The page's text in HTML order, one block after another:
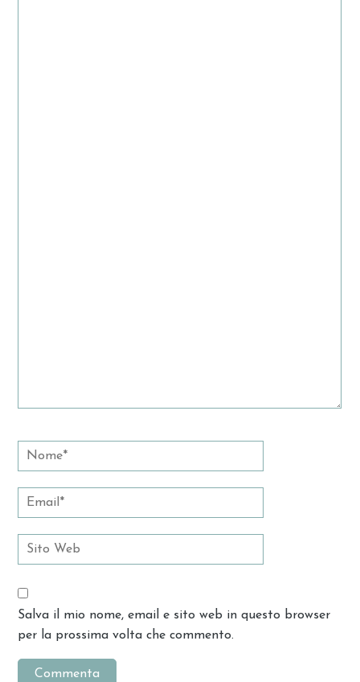
Salva il mio nome, email e sito web in questo browser
per la prossima volta che commento.